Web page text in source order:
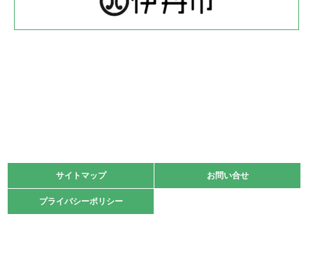
2022.05.22
緑ケ丘体育館
2021.10.23
卓球選手権大会ラージボールの部開催☆
サイトマップ お問い合せ
プライバシーポリシー
サイトマップ お問い合せ
プライバシーポリシー